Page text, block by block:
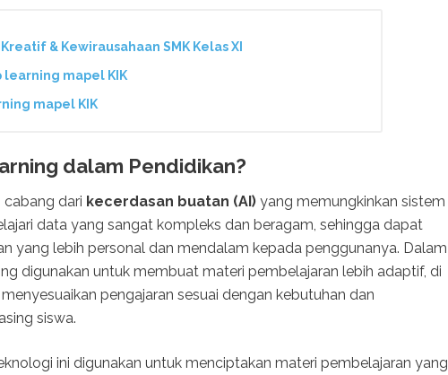
& Kewirausahaan SMK Kelas XI
learning mapel KIK
mapel KIK
dalam Pendidikan?
cabang dari kecerdasan buatan (AI) yang memungkinkan sistem
data yang sangat kompleks dan beragam, sehingga dapat
yang lebih personal dan mendalam kepada penggunanya. Dalam
digunakan untuk membuat materi pembelajaran lebih adaptif, di
pengajaran sesuai dengan kebutuhan dan
siswa.
ini digunakan untuk menciptakan materi pembelajaran yang